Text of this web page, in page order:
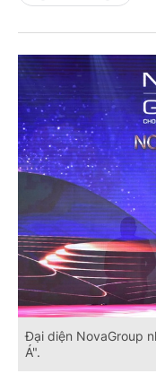
Đại diện NovaGroup
Á".